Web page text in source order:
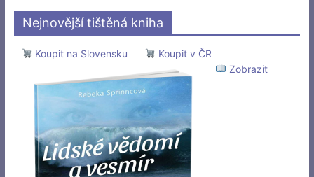
Nejnovější tištěná kniha
Koupit na Slovensku
Koupit v ČR
Zobrazit